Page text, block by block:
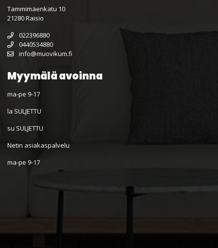
Tammimäenkatu 10
21280 Raisio
022396880
0440534880
info@muovikum.fi
Myymälä avoinna
ma-pe 9-17
la SULJETTU
su SULJETTU
Netin asiakaspalvelu
ma-pe 9-17